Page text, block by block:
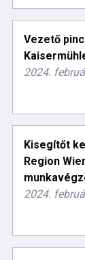
Vezető
2024.
Kisegítőt
Region
2024.